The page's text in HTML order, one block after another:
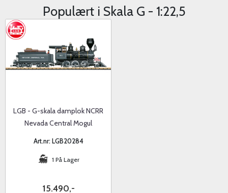
Populært i Skala G - 1:22,5
LGB - G-skala damplok NCRR
Nevada Central Mogul
Art.nr: LGB20284
1 På Lager
15.490,-